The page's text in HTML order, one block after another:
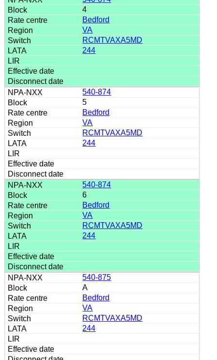
4
Bedford
VA
RCMTVAXA5MD
244
540-874
5
Bedford
VA
RCMTVAXA5MD
244
540-874
6
Bedford
VA
RCMTVAXA5MD
244
540-875
A
Bedford
VA
RCMTVAXA5MD
244